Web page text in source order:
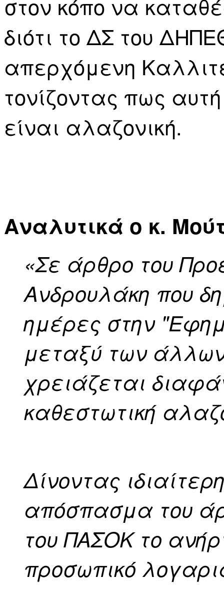
διότι το ΔΣ του
απερχόμενη
τονίζοντας πως
είναι αλαζονική.
Αναλυτικά ο κ.
«Σε άρθρο του
Ανδρουλάκη που
ημέρες στην
μεταξύ των
χρειάζεται
καθεστωτική
Δίνοντας
απόσπασμα του
του ΠΑΣΟΚ το
προσωπικό